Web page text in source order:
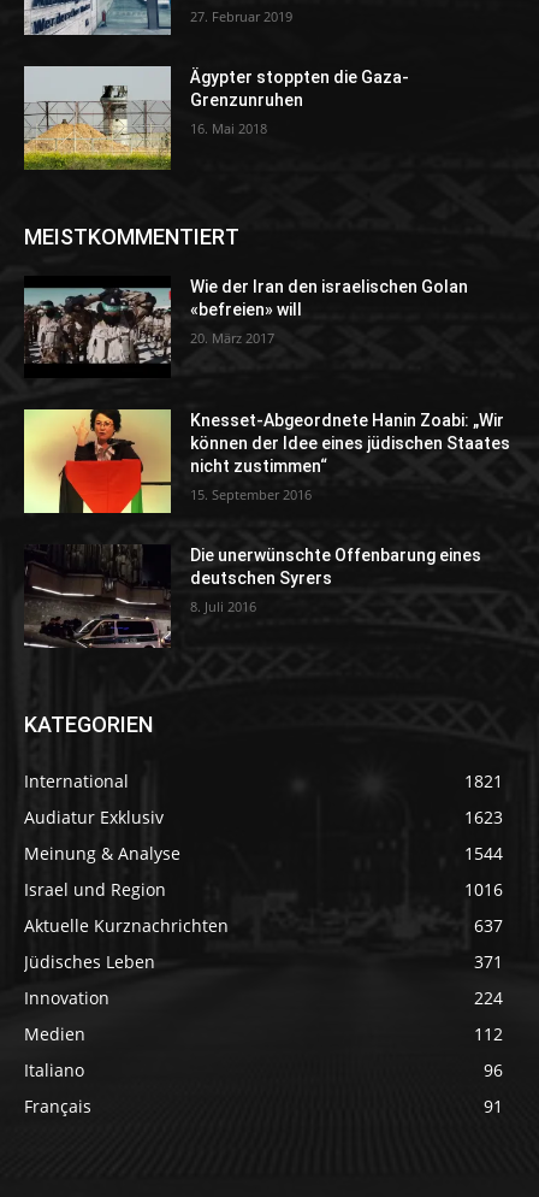
27. Februar 2019
Ägypter stoppten die Gaza-
Grenzunruhen
16. Mai 2018
MEISTKOMMENTIERT
Wie der Iran den israelischen Golan
«befreien» will
20. März 2017
Knesset-Abgeordnete Hanin Zoabi: „Wir
können der Idee eines jüdischen Staates
nicht zustimmen“
15. September 2016
Die unerwünschte Offenbarung eines
deutschen Syrers
8. Juli 2016
KATEGORIEN
International
1821
Audiatur Exklusiv
1623
Meinung & Analyse
1544
Israel und Region
1016
Aktuelle Kurznachrichten
637
Jüdisches Leben
371
Innovation
224
Medien
112
Italiano
96
Français
91